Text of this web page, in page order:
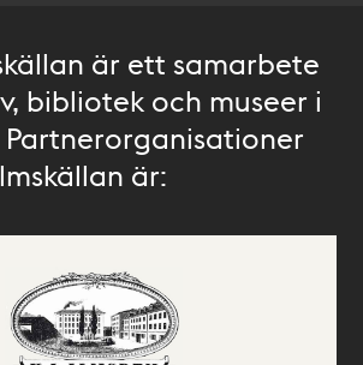
är ett samarbete
bibliotek och museer i
Partnerorganisationer
är: